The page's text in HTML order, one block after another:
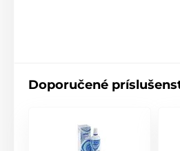
Doporučené